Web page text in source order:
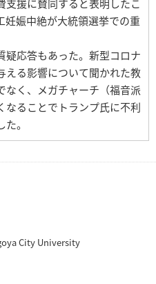
援に賛同すると表明したこ
妊娠中絶が大統領選挙での重
応答もあった。新型コロナ
える影響について聞かれた教
なく、メガチャーチ（福音派
なることでトランプ氏に不利
。
City University